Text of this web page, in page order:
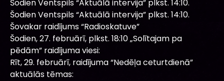
Šodien Ventspils “Aktuālā intervija” plkst. 14:10.
Šodien Ventspils “Aktuālā intervija” plkst. 14:10.
Šovakar raidījums “Radioskatuve”
Šodien, 27. februārī, plkst. 18:10 „Solītajam pa
pēdām” raidījuma viesi:
Rīt, 29. februārī, raidījuma “Nedēļa ceturtdienā”
aktuālās tēmas: